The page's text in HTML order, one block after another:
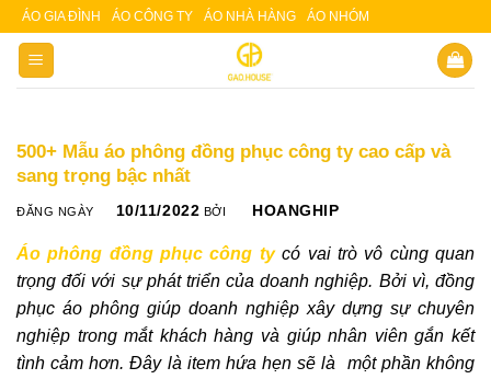
Skip
content
ÁO GIA ĐÌNH ÁO CÔNG TY ÁO NHÀ HÀNG ÁO NHÓM
500+ Mẫu áo phông đồng phục công ty cao cấp và
sang trọng bậc nhất
ĐĂNG NGÀY 10/11/2022 BỞI HOANGHIP
Áo phông đồng phục công tycó vai trò vô cùng quan
trọng đối với sự phát triển của doanh nghiệp. Bởi vì, đồng
phục áo phông giúp doanh nghiệp xây dựng sự chuyên
nghiệp trong mắt khách hàng và giúp nhân viên gắn kết
tình cảm hơn. Đây là item hứa hẹn sẽ là một phần không